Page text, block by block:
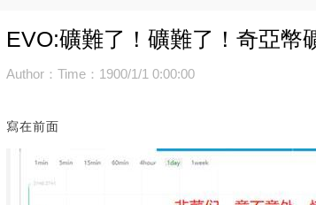
EVO:礦難了！礦難了！奇亞幣
Author：Time：1900/1/1 0:00:00
寫在前面